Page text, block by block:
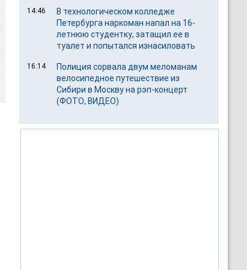
14:46
В технологическом колледже
Петербурга наркоман напал на 16-
летнюю студентку, затащил ее в
туалет и попытался изнасиловать
16:14
Полиция сорвала двум меломанам
велосипедное путешествие из
Сибири в Москву на рэп-концерт
(ФОТО, ВИДЕО)